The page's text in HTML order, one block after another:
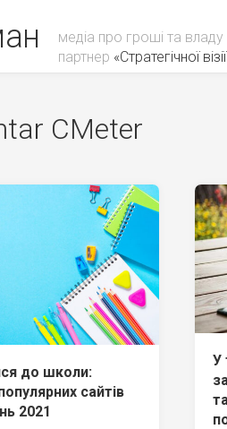
медіа про гроші та владу
партнер «Стратегічної
CMeter
до школи:
сайтів
2021
У